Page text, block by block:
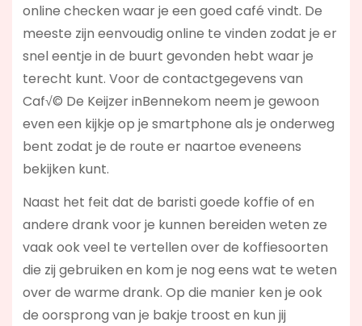
online checken waar je een goed café vindt. De
meeste zijn eenvoudig online te vinden zodat je er
snel eentje in de buurt gevonden hebt waar je
terecht kunt. Voor de contactgegevens van
Caf√© De Keijzer inBennekom neem je gewoon
even een kijkje op je smartphone als je onderweg
bent zodat je de route er naartoe eveneens
bekijken kunt.
Naast het feit dat de baristi goede koffie of en
andere drank voor je kunnen bereiden weten ze
vaak ook veel te vertellen over de koffiesoorten
die zij gebruiken en kom je nog eens wat te weten
over de warme drank. Op die manier ken je ook
de oorsprong van je bakje troost en kun jij